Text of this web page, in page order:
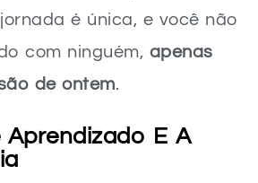
é única, e você não
com ninguém, apenas
de ontem.
Aprendizado E A